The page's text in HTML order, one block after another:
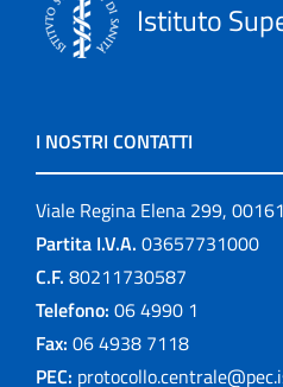
Istituto
I NOSTRI CONTATTI
Viale Regina Elena 299,
Partita I.V.A. 03657731000
C.F. 80211730587
Telefono: 06 4990 1
Fax: 06 4938 7118
PEC: